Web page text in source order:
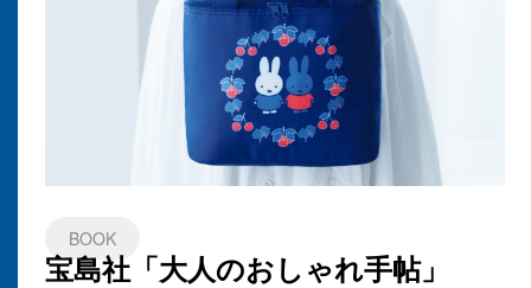
BOOK
宝島社「大人のおしゃれ手帖」